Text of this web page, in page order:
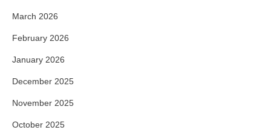
March 2026
February 2026
January 2026
December 2025
November 2025
October 2025